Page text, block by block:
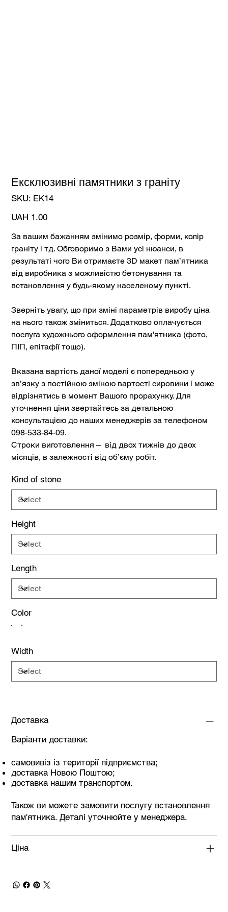
Ексклюзивні памятники з граніту
SKU: SKU
ЕК14
ЕК14
Price
UAH 1.00
За вашим бажанням змінимо розмір, форми, колір
граніту і тд. Обговоримо з Вами усі нюанси, в
результаті чого Ви отримаєте 3D макет пам’ятника
від виробника з можливістю бетонування та
встановлення у будь-якому населеному пункті.
Зверніть увагу, що при зміні параметрів виробу ціна
на нього також зміниться. Додатково оплачується
послуга художнього оформлення пам'ятника (фото,
ПІП, епітафії тощо).
Вказана вартість даної моделі є попередньою у
зв’язку з постійною зміною вартості сировини і може
відрізнятись в момент Вашого прорахунку. Для
уточнення ціни звертайтесь за детальною
консультацією до наших менеджерів за телефоном
098-533-84-09.
Строки виготовлення – від двох тижнів до двох
місяців, в залежності від об’єму робіт.
Kind of stone
Height
Length
Color
Width
Доставка
Варіанти доставки:
самовивіз із території підприємства;
доставка Новою Поштою;
доставка нашим транспортом.
Також ви можете замовити послугу встановлення
пам'ятника. Деталі уточнюйте у менеджера.
Ціна